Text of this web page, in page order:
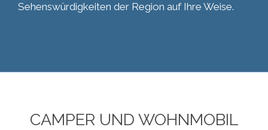
Sehenswürdigkeiten der Region auf Ihre Weise.
CAMPER UND WOHNMOBIL